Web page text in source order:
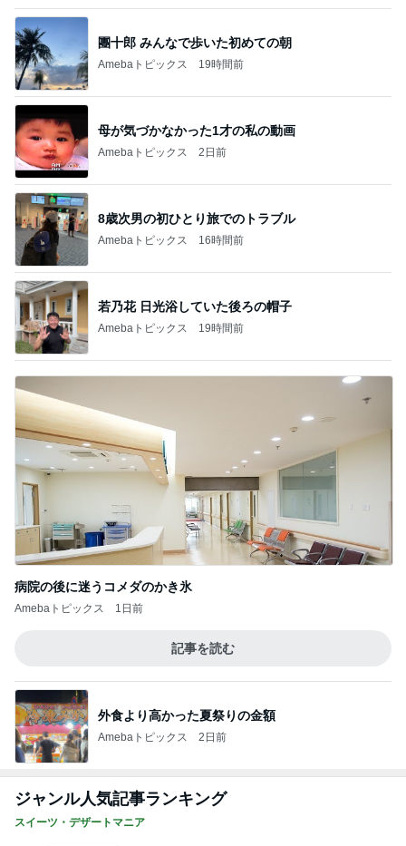
團十郎 みんなで歩いた初めての朝
Amebaトピックス 19時間前
母が気づかなかった1才の私の動画
Amebaトピックス 2日前
8歳次男の初ひとり旅でのトラブル
Amebaトピックス 16時間前
若乃花 日光浴していた後ろの帽子
Amebaトピックス 19時間前
病院の後に迷うコメダのかき氷
Amebaトピックス 1日前
記事を読む
外食より高かった夏祭りの金額
Amebaトピックス 2日前
ジャンル人気記事ランキング
スイーツ・デザートマニア